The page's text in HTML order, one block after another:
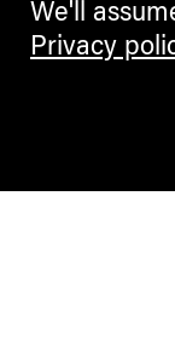
We'll
Privacy